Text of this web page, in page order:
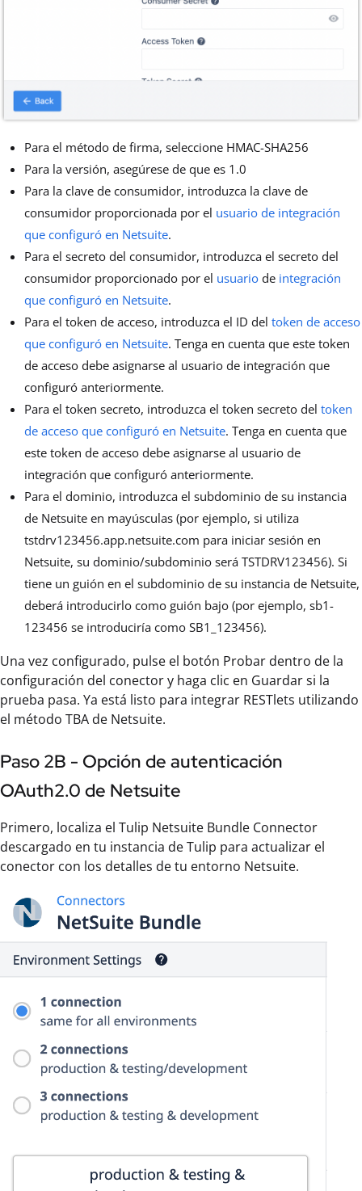
Para el método de firma, seleccione HMAC-SHA256
Para la versión, asegúrese de que es 1.0
Para la clave de consumidor, introduzca la clave de
consumidor proporcionada por el usuario de integración
que configuró en Netsuite.
Para el secreto del consumidor, introduzca el secreto del
consumidor proporcionado por el usuario de integración
que configuró en Netsuite.
Para el token de acceso, introduzca el ID del token de acceso
que configuró en Netsuite. Tenga en cuenta que este token
de acceso debe asignarse al usuario de integración que
configuró anteriormente.
Para el token secreto, introduzca el token secreto del token
de acceso que configuró en Netsuite. Tenga en cuenta que
este token de acceso debe asignarse al usuario de
integración que configuró anteriormente.
Para el dominio, introduzca el subdominio de su instancia
de Netsuite en mayúsculas (por ejemplo, si utiliza
tstdrv123456.app.netsuite.com para iniciar sesión en
Netsuite, su dominio/subdominio será TSTDRV123456). Si
tiene un guión en el subdominio de su instancia de Netsuite,
deberá introducirlo como guión bajo (por ejemplo, sb1-
123456 se introduciría como SB1_123456).
Una vez configurado, pulse el botón Probar dentro de la
configuración del conector y haga clic en Guardar si la
prueba pasa. Ya está listo para integrar RESTlets utilizando
el método TBA de Netsuite.
Paso 2B - Opción de autenticación
OAuth2.0 de Netsuite
Primero, localiza el Tulip Netsuite Bundle Connector
descargado en tu instancia de Tulip para actualizar el
conector con los detalles de tu entorno Netsuite.